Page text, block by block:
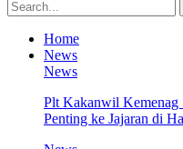
Home
News
News
Plt Kakanwil Kemenag
Penting ke Jajaran di